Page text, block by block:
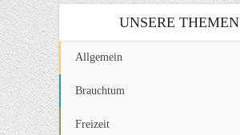
UNSERE THEMEN
Allgemein
Brauchtum
Freizeit